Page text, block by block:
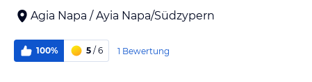
Agia Napa / Ayia Napa/Südzypern
100% 5 / 6 1 Bewertung